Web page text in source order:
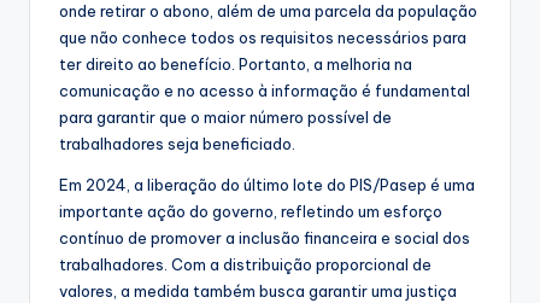
onde retirar o abono, além de uma parcela da população
que não conhece todos os requisitos necessários para
ter direito ao benefício. Portanto, a melhoria na
comunicação e no acesso à informação é fundamental
para garantir que o maior número possível de
trabalhadores seja beneficiado.
Em 2024, a liberação do último lote do PIS/Pasep é uma
importante ação do governo, refletindo um esforço
contínuo de promover a inclusão financeira e social dos
trabalhadores. Com a distribuição proporcional de
valores, a medida também busca garantir uma justiça